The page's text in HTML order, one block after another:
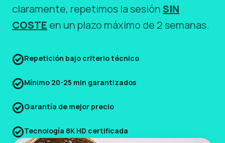
claramente, repetimos la sesiónSIN
COSTE en un plazo máximo de 2 semanas.
check_circleRepetición bajo criterio técnico
check_circleMínimo 20-25 min garantizados
check_circleGarantía de mejor precio
check_circleTecnología 8K HD certificada